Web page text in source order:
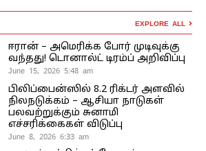
EXPLORE ALL
ஈரான் – அமெரிக்க போர் முடிவுக்கு
வந்தது! டொனால்ட் டிரம்ப் அறிவிப்பு
June 15, 2026 5:48 am
பிலிப்பைன்ஸில் 8.2 ரிக்டர் அளவில்
நிலநடுக்கம் – ஆசியா நாடுகள்
பலவற்றுக்கும் சுனாமி
எச்சரிக்கைகள் விடுப்பு
June 8, 2026 6:33 am